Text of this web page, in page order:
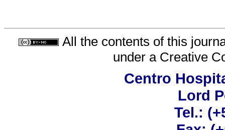
All the contents of this
under a Creative
Centro
Lord
Tel.: